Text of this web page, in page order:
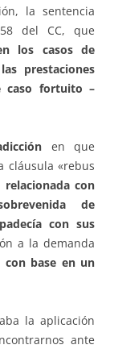
la sentencia
del CC, que
los casos de
prestaciones
caso fortuito –
en que
cláusula «rebus
relacionada con
de
con sus
a la demanda
con base en un
la aplicación
ante